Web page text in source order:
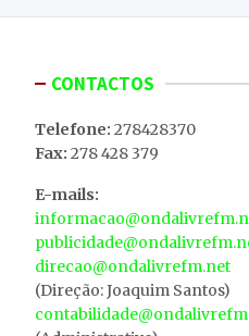
CONTACTOS
Telefone: 278428370
Fax: 278 428 379
E-mails:
direcao@ondalivrefm.net
(Direção: Joaquim Santos)